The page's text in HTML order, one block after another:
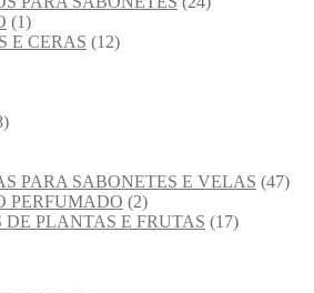
(1)
E CERAS (12)
PARA SABONETES E VELAS (47)
PERFUMADO (2)
PLANTAS E FRUTAS (17)